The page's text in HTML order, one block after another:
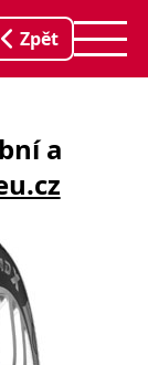
Zpět
a